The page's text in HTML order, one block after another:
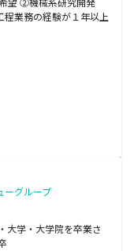
業務の経験が１年以上
ーグループ
大学・大学院を卒業さ